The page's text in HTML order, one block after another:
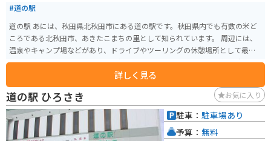
元の名産品としては、十和田湖で獲れるヒメマスを使った料理や、秋田名物
のきりたんぽ、稲庭うどん、比内地鶏などが挙げられます。道の駅 十和田湖
のレストランでも、地元の食材を使った料理を楽しむことができます。 見ど
ころとしては、十和田湖、奥入瀬渓流、乙女の像、瞰湖台などがあります。
瞰湖台からは十和田湖を一望でき、美しい景色を写真に収めることができま
#道の駅
道の駅 あには、秋田県北秋田市にある道の駅です。秋田県内でも有数の米ど
ころである北秋田市、あきたこまちの里として知られています。 周辺には、
温泉やキャンプ場などがあり、ドライブやツーリングの休憩場所として最適
です。道の駅には、地元でとれた新鮮な野菜や特産品を販売する直売所や、
郷土料理を提供するレストランがあります。 バイクで訪れる際は、道の駅の
駐車場にバイク専用の駐車スペースが用意されているので安心です。道の駅
から眺めることができる雄大な山々は絶景で、自然を満喫することができま
す。地元の特産品としては、あきたこまちを使用したせんべいやお酒などが
人気です。道の駅 あにで、自然と地元の味覚を満喫してみてはいかがでしょ
うか。
詳しく見る
道の駅 ひろさき お気に入り
駐車： 駐車場あり
予算： 無料